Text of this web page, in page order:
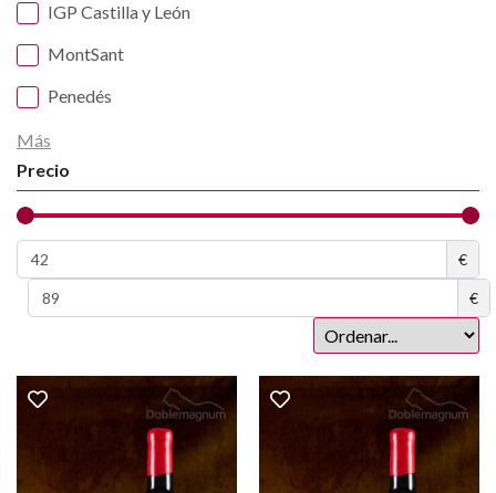
IGP Castilla y León
MontSant
Penedés
Más
Precio
€
€